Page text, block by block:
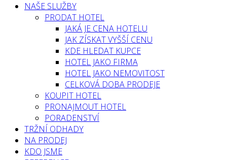
NAŠE SLUŽBY
PRODAT HOTEL
JAKÁ JE CENA HOTELU
JAK ZÍSKAT VYŠŠÍ CENU
KDE HLEDAT KUPCE
HOTEL JAKO FIRMA
HOTEL JAKO NEMOVITOST
CELKOVÁ DOBA PRODEJE
KOUPIT HOTEL
PRONAJMOUT HOTEL
PORADENSTVÍ
TRŽNÍ ODHADY
NA PRODEJ
KDO JSME